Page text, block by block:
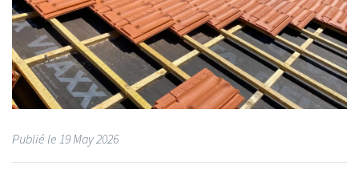
Publié le 19May 2026